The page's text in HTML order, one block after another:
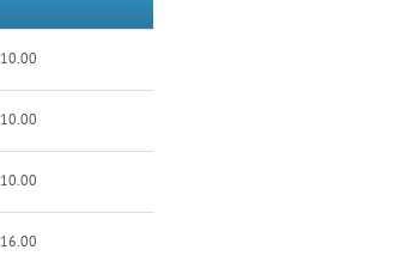
10.00
10.00
10.00
16.00